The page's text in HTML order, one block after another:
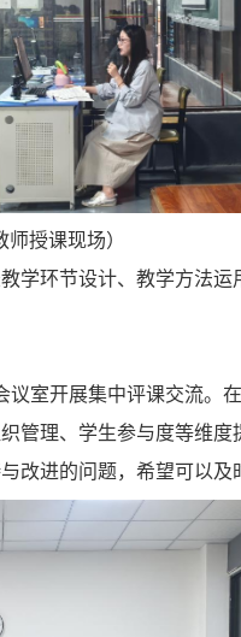
师授课现场）
学环节设计、教学方法运
议室开展集中评课交流。
管理、学生参与度等维度
改进的问题，希望可以及